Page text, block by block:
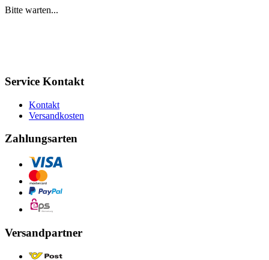
Bitte warten...
Service Kontakt
Kontakt
Versandkosten
Zahlungsarten
Versandpartner